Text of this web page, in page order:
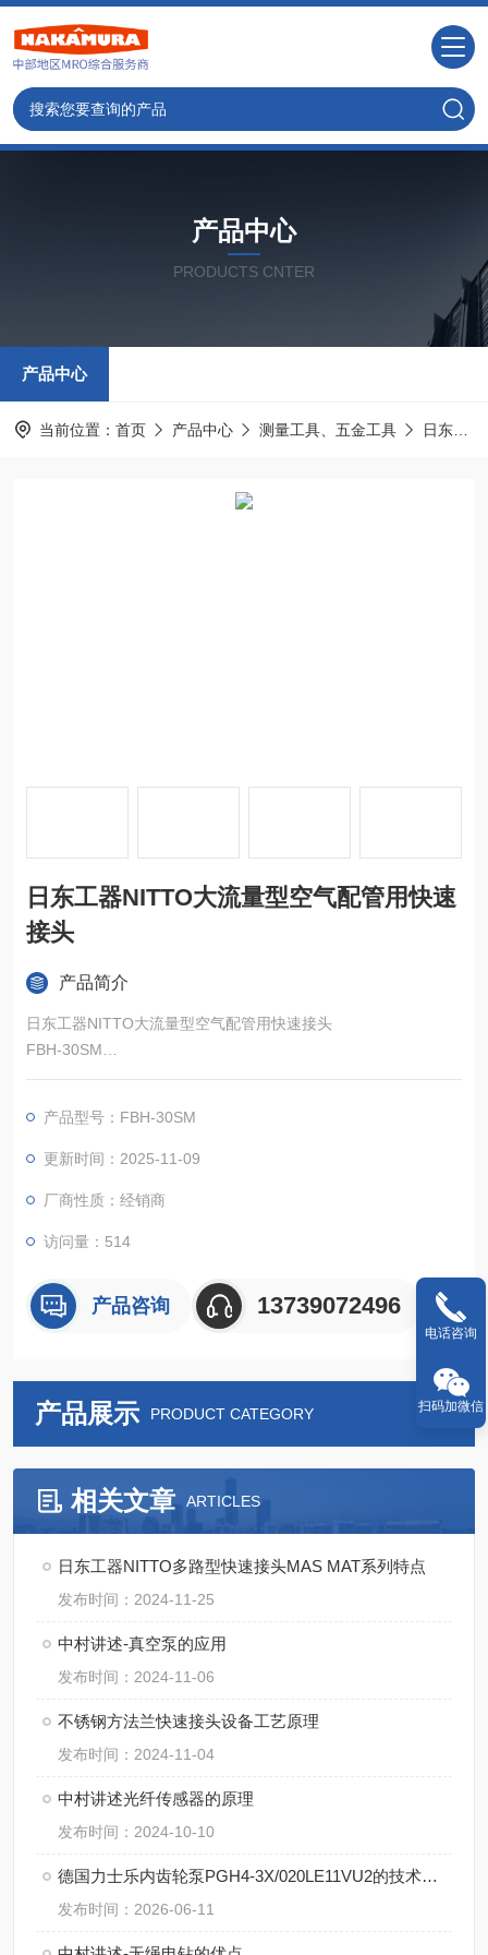
产品中心
PRODUCTS CNTER
产品中心
当前位置： 首页 产品中心 测量工具、五金工具 日东工器NITTO
日东工器NITTO大流量型空气配管用快速
接头
产品简介
日东工器NITTO大流量型空气配管用快速接头
FBH-30SM
​阀门装置,实现了低压损、大流量。
产品型号：FBH-30SM
更新时间：2025-11-09
厂商性质：经销商
访问量：514
产品咨询 13739072496
产品展示 PRODUCT CATEGORY
相关文章 ARTICLES
日东工器NITTO多路型快速接头MAS MAT系列特点
发布时间：2024-11-25
中村讲述-真空泵的应用
发布时间：2024-11-06
不锈钢方法兰快速接头设备工艺原理
发布时间：2024-11-04
中村讲述光纤传感器的原理
发布时间：2024-10-10
德国力士乐内齿轮泵PGH4-3X/020LE11VU2的技术特点
发布时间：2026-06-11
电话咨询
扫码加微信